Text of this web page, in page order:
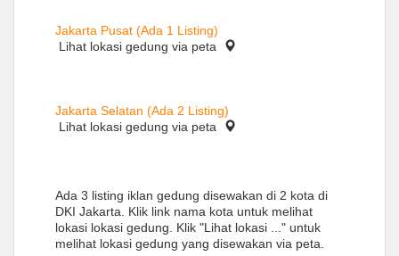
Jakarta Pusat (Ada 1 Listing)
Lihat lokasi gedung via peta
Jakarta Selatan (Ada 2 Listing)
Lihat lokasi gedung via peta
Ada 3 listing iklan gedung disewakan di 2 kota di
DKI Jakarta. Klik link nama kota untuk melihat
lokasi lokasi gedung. Klik "Lihat lokasi ..." untuk
melihat lokasi gedung yang disewakan via peta.